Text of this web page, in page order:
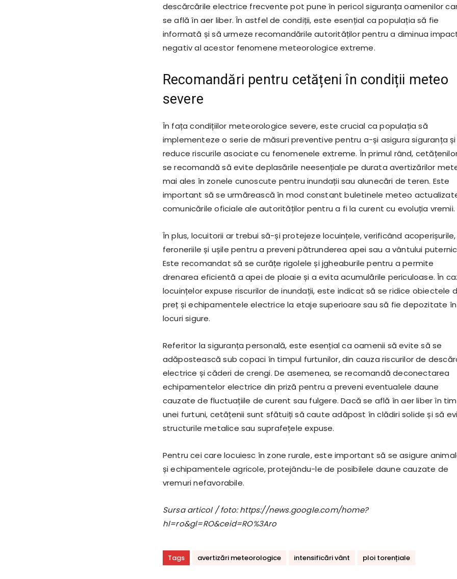
descărcările electrice frecvente pot pune în pericol siguranța oamenilor
se află în aer liber. În astfel de condiții, este esențial ca populația să fie
informată și să urmeze recomandările autorităților pentru a diminua
negativ al acestor fenomene meteorologice extreme.
Recomandări pentru cetățeni în condiții meteo
severe
În fața condițiilor meteorologice severe, este crucial ca populația să
implementeze o serie de măsuri preventive pentru a-și asigura siguranța
reduce riscurile asociate cu fenomenele extreme. În primul rând,
se recomandă să evite deplasările neesențiale pe durata avertizărilor
mai ales în zonele cunoscute pentru inundații sau alunecări de teren. Este
important să se urmărească în mod constant buletinele meteo
comunicările oficiale ale autorităților pentru a fi la curent cu evoluția vremii.
În plus, locuitorii ar trebui să-și protejeze locuințele, verificând acoperișurile,
feroneriile și ușile pentru a preveni pătrunderea apei sau a vântului
Este recomandat să se curățe rigolele și jgheaburile pentru a permite
drenarea eficientă a apei de ploaie și a evita acumulările periculoase. În
locuințelor expuse riscurilor de inundații, este indicat să se ridice obiectele
preț și echipamentele electrice la etaje superioare sau să fie depozitate în
locuri sigure.
Referitor la siguranța personală, este esențial ca oamenii să evite să se
adăpostească sub copaci în timpul furtunilor, din cauza riscurilor de
electrice și căderi de crengi. De asemenea, se recomandă deconectarea
echipamentelor electrice din priză pentru a preveni eventualele daune
cauzate de fluctuațiile de curent sau fulgere. Dacă se află în aer liber în
unei furtuni, cetățenii sunt sfătuiți să caute adăpost în clădiri solide și să
structurile metalice sau suprafețele expuse.
Pentru cei care locuiesc în zone rurale, este important să se asigure
și echipamentele agricole, protejându-le de posibilele daune cauzate de
vremuri nefavorabile.
Sursa articol / foto: https://news.google.com/home?
hl=ro&gl=RO&ceid=RO%3Aro
Tags avertizări meteorologice intensificări vânt ploi torențiale